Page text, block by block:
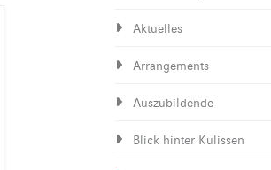
Aktuelles
Arrangements
Auszubildende
Blick hinter Kulissen